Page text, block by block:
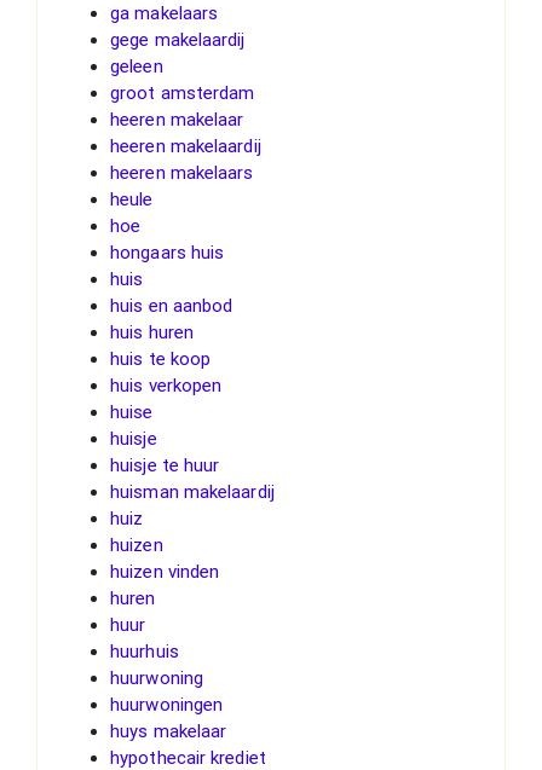
ga makelaars
gege makelaardij
geleen
groot amsterdam
heeren makelaar
heeren makelaardij
heeren makelaars
heule
hoe
hongaars huis
huis
huis en aanbod
huis huren
huis te koop
huis verkopen
huise
huisje
huisje te huur
huisman makelaardij
huiz
huizen
huizen vinden
huren
huur
huurhuis
huurwoning
huurwoningen
huys makelaar
hypothecair krediet